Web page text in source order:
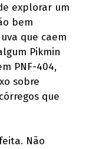
explorar um
bem
que caem
Pikmin
PNF-404,
sobre
que
Não